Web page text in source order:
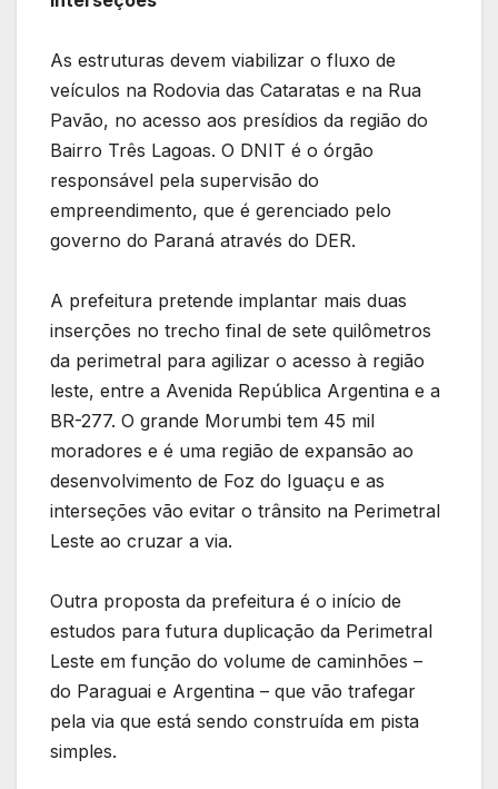
As estruturas devem viabilizar o fluxo de
veículos na Rodovia das Cataratas e na Rua
Pavão, no acesso aos presídios da região do
Bairro Três Lagoas. O DNIT é o órgão
responsável pela supervisão do
empreendimento, que é gerenciado pelo
governo do Paraná através do DER.
A prefeitura pretende implantar mais duas
inserções no trecho final de sete quilômetros
da perimetral para agilizar o acesso à região
leste, entre a Avenida República Argentina e a
BR-277. O grande Morumbi tem 45 mil
moradores e é uma região de expansão ao
desenvolvimento de Foz do Iguaçu e as
interseções vão evitar o trânsito na Perimetral
Leste ao cruzar a via.
Outra proposta da prefeitura é o início de
estudos para futura duplicação da Perimetral
Leste em função do volume de caminhões –
do Paraguai e Argentina – que vão trafegar
pela via que está sendo construída em pista
simples.